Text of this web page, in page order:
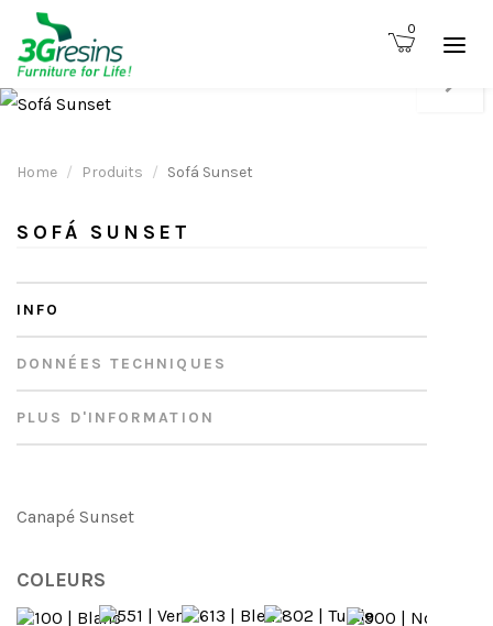
0
Home Produits Sofá Sunset
SOFÁ SUNSET
INFO
DONNÉES TECHNIQUES
PLUS D'INFORMATION
Canapé Sunset
COLEURS